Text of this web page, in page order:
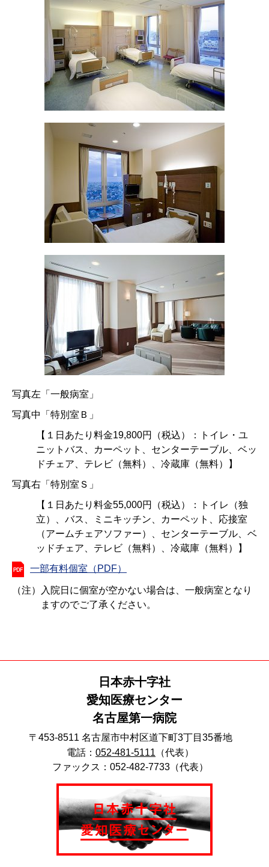
写真左「一般病室」
写真中「特別室Ｂ」
【１日あたり料金19,800円（税込）：トイレ・ユ
ニットバス、カーペット、センターテーブル、ベッ
ドチェア、テレビ（無料）、冷蔵庫（無料）】
写真右「特別室Ｓ」
【１日あたり料金55,000円（税込）：トイレ（独
立）、バス、ミニキッチン、カーペット、応接室
（アームチェアソファー）、センターテーブル、ベ
ッドチェア、テレビ（無料）、冷蔵庫（無料）】
一部有料個室（PDF）
（注）
入院日に個室が空かない場合は、一般病室となり
ますのでご了承ください。
日本赤十字社
愛知医療センター
名古屋第一病院
〒453-8511 名古屋市中村区道下町3丁目35番地
電話： 052-481-5111 （代表）
ファックス：052-482-7733（代表）